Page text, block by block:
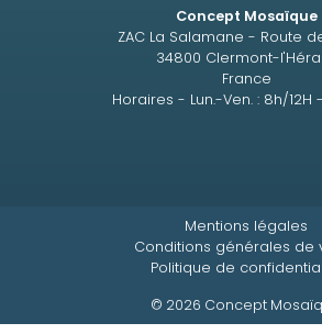
Concept Mosaïque
ZAC La Salamane - Route
34800 Clermont-
France
Horaires - Lun.-Ven. : 8h/12H
© 2026 Concept
Mentions légales
Conditions générales de
Politique de